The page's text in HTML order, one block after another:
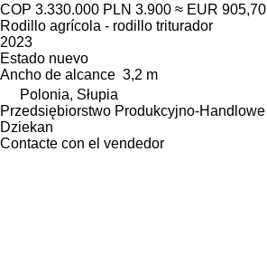
COP 3.330.000 PLN 3.900 ≈ EUR 905,70
Rodillo agrícola - rodillo triturador
2023
Estado nuevo
Ancho de alcance 3,2 m
Polonia, Słupia
Przedsiębiorstwo Produkcyjno-
Dziekan
Contacte con el vendedor